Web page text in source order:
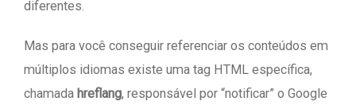
diferentes.
Mas para você conseguir referenciar os conteúdos em
múltiplos idiomas existe uma tag HTML específica,
chamada hreflang, responsável por “notificar” o Google